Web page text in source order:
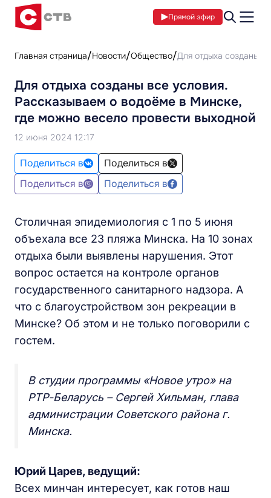
Прямой эфир
Главная страница Новости Общество Для отдыха созданы
Для отдыха созданы все условия.
Рассказываем о водоёме в Минске,
где можно весело провести выходной
12 июня 2024 12:17
Поделиться в
Поделиться в
Поделиться в
Поделиться в
Столичная эпидемиология с 1 по 5 июня
объехала все 23 пляжа Минска. На 10 зонах
отдыха были выявлены нарушения. Этот
вопрос остается на контроле органов
государственного санитарного надзора. А
что с благоустройством зон рекреации в
Минске? Об этом и не только поговорили с
гостем.
В студии программы «Новое утро» на
РТР-Беларусь – Сергей Хильман, глава
администрации Советского района г.
Минска.
Юрий Царев, ведущий:
Всех минчан интересует, как готов наш